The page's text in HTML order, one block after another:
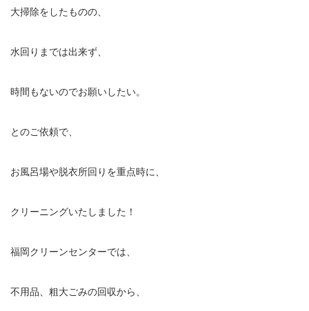
大掃除をしたものの、
水回りまでは出来ず、
時間もないのでお願いしたい。
とのご依頼で、
お風呂場や脱衣所回りを重点時に、
クリーニングいたしました！
福岡クリーンセンターでは、
不用品、粗大ごみの回収から、